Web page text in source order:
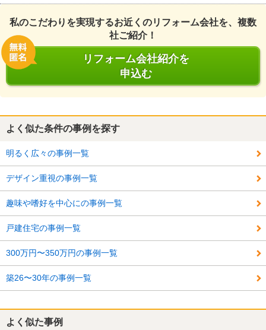
私のこだわりを実現するお近くのリフォーム会社を、複数
社ご紹介！
リフォーム会社紹介を
申込む
よく似た条件の事例を探す
明るく広々の事例一覧
デザイン重視の事例一覧
趣味や嗜好を中心にの事例一覧
戸建住宅の事例一覧
300万円〜350万円の事例一覧
築26〜30年の事例一覧
よく似た事例